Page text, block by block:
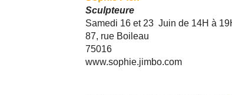
Sculpteure
Samedi 16 et 23 Juin de 14H à
87, rue Boileau
75016
www.sophie.jimbo.com